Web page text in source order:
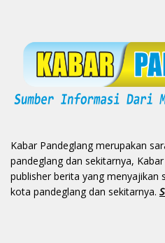
Kabar Pandeglang merupakan
pandeglang dan sekitarnya,
publisher berita yang menyajikan
kota pandeglang dan sekitarnya.